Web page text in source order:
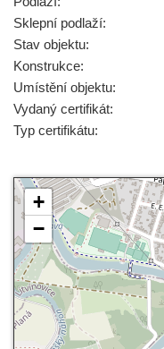
Sklepní podlaží:
Stav objektu:
Konstrukce:
Umístění objektu:
Vydaný certifikát:
Typ certifikátu:
+
−